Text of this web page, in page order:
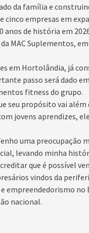
da família e
cinco empresas em
anos de história em
MAC Suplementos,
em Hortolândia, já
passo será dado
fitness do grupo.
seu propósito vai além
jovens aprendizes,
uma preocupação
levando minha
que é possível
vindos da
empreendedorismo no
nacional.